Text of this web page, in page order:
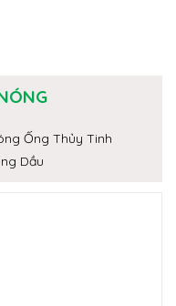
Ống Thủy Tinh
Dầu